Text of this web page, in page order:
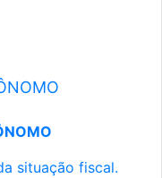
situação fiscal.